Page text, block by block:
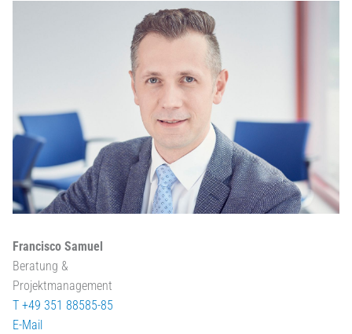
Francisco Samuel
Beratung &
Projektmanagement
T +49 351 88585-85
E-Mail